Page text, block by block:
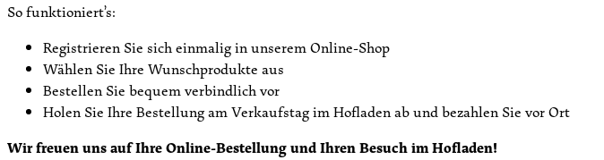
So funktioniert’s:
Registrieren Sie sich einmalig in unserem Online-Shop
Wählen Sie Ihre Wunschprodukte aus
Bestellen Sie bequem verbindlich vor
Holen Sie Ihre Bestellung am Verkaufstag im Hofladen ab und bezahlen Sie vor Ort
Wir freuen uns auf Ihre Online-Bestellung und Ihren Besuch im Hofladen!